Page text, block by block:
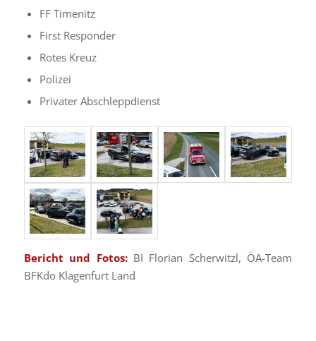
FF Timenitz
First Responder
Rotes Kreuz
Polizei
Privater Abschleppdienst
Bericht und Fotos:BI Florian Scherwitzl, ÖA-Team
BFKdo Klagenfurt Land